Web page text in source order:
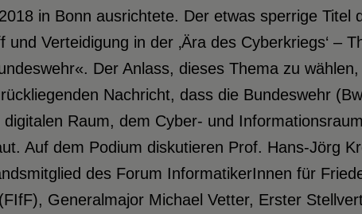
in Bonn ausrichtete. Der etwas sperrige Titel
und Verteidigung in der ‚Ära des Cyberkriegs‘ –
Der Anlass, dieses Thema zu
Nachricht, dass die Bundeswehr
Raum, dem Cyber- und
Auf dem Podium diskutieren Prof. Hans-Jörg
des Forum InformatikerInnen für
Generalmajor Michael Vetter, Erster